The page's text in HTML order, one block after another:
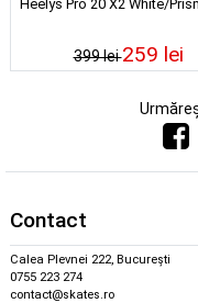
Heelys Pro 20 X2 White/
399 lei259 lei
Contact
Calea Plevnei 222, București
0755 223 274
contact@skates.ro